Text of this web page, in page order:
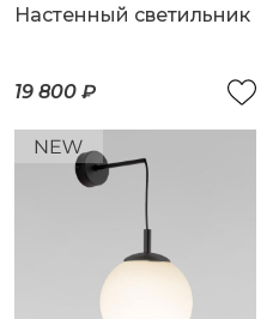
Настенный светильник
19 800 ₽